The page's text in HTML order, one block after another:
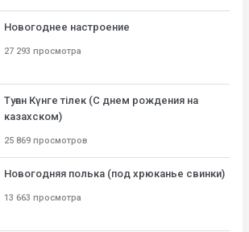
Новогоднее настроение
27 293 просмотра
Туған Күнге тілек (С днем рождения на
казахском)
25 869 просмотров
Новогодняя полька (под хрюканье свинки)
13 663 просмотра